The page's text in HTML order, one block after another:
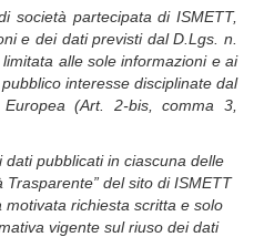
società partecipata di ISMETT,
e dei dati previsti dal D.Lgs. n.
alle sole informazioni e ai
interesse disciplinate dal
(Art. 2-bis, comma 3,
pubblicati in ciascuna delle
del sito di ISMETT
richiesta scritta e solo
vigente sul riuso dei dati